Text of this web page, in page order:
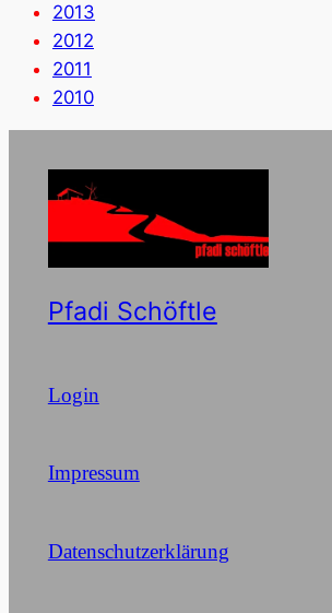
2013
2012
2011
2010
Pfadi Schöftle
Login
Impressum
Datenschutzerklärung